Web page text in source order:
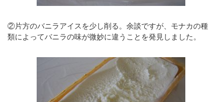
②片方のバニラアイスを少し削る。余談ですが、モナカの種
類によってバニラの味が微妙に違うことを発見しました。